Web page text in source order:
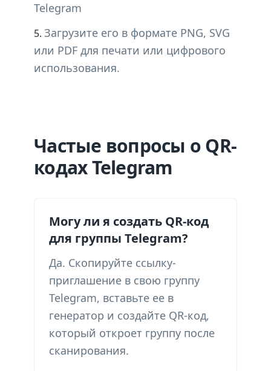
Telegram
Загрузите его в формате PNG, SVG
или PDF для печати или цифрового
использования.
Частые вопросы о QR-
кодах Telegram
Могу ли я создать QR-код
для группы Telegram?
Да. Скопируйте ссылку-
приглашение в свою группу
Telegram, вставьте ее в
генератор и создайте QR-код,
который откроет группу после
сканирования.